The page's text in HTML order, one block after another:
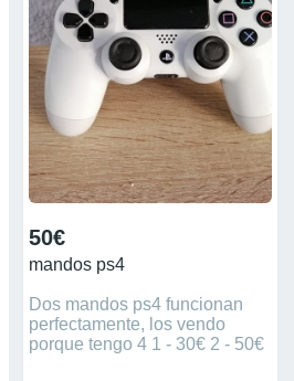
50€
mandos ps4
Dos mandos ps4 funcionan
perfectamente, los vendo
porque tengo 4 1 - 30€ 2 - 50€